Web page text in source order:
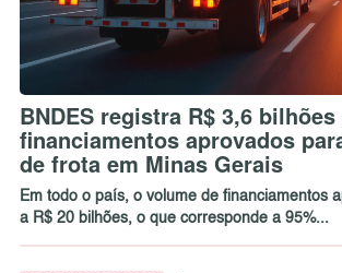
BNDES registra R$ 3,6 bilhões
financiamentos aprovados
de frota em Minas Gerais
Em todo o país, o volume de financiamentos
a R$ 20 bilhões, o que corresponde a 95%...